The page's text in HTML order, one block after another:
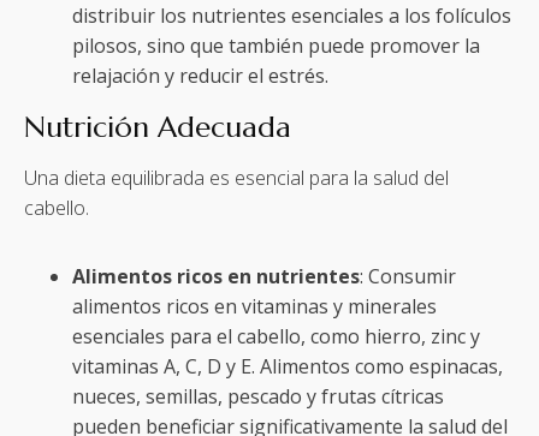
distribuir los nutrientes esenciales a los folículos
pilosos, sino que también puede promover la
relajación y reducir el estrés.
Nutrición Adecuada
Una dieta equilibrada es esencial para la salud del
cabello.
Alimentos ricos en nutrientes: Consumir
alimentos ricos en vitaminas y minerales
esenciales para el cabello, como hierro, zinc y
vitaminas A, C, D y E. Alimentos como espinacas,
nueces, semillas, pescado y frutas cítricas
pueden beneficiar significativamente la salud del